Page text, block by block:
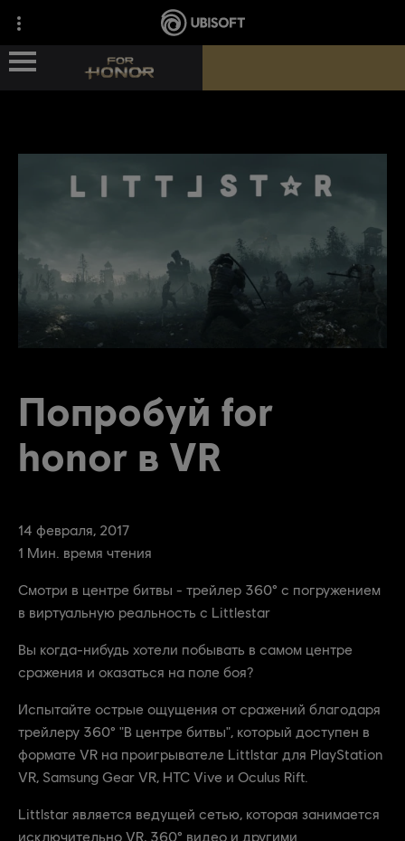
НОВОСТИ
СВЕДЕНИЯ
14 февраля, 2017
1 Мин. время чтения
Попробуй for
honor в VR
Смотри в центре битвы - трейлер 360° с погружением
в виртуальную реальность с Littlestar
Вы когда-нибудь хотели побывать в самом центре
сражения и оказаться на поле боя?
Испытайте острые ощущения от сражений благодаря
трейлеру 360° "В центре битвы", который доступен в
формате VR на проигрывателе Littlstar для PlayStation
VR, Samsung Gear VR, HTC Vive и Oculus Rift.
Littlstar является ведущей сетью, которая занимается
исключительно VR, 360° видео и другими